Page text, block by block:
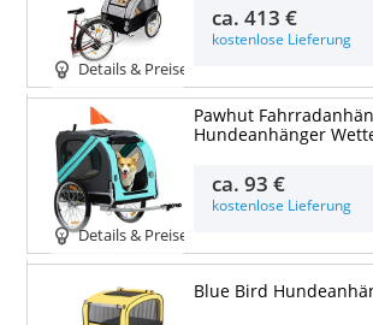
Details & Preise
ca.413 €
kostenlose Lieferung
Details & Preise
Pawhut
Hundeanhänger
ca.93 €
kostenlose Lieferung
Blue Bird